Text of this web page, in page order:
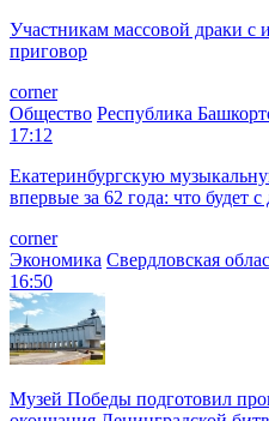
Участникам массовой драки
приговор
corner
Общество Республика
17:12
Екатеринбургскую
впервые за 62 года: что будет с
corner
Экономика Свердловская
16:50
Музей Победы подготовил